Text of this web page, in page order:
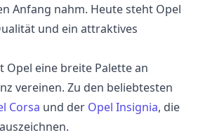
Anfang nahm. Heute steht Opel
und ein attraktives
Opel eine breite Palette an
vereinen. Zu den beliebtesten
Corsa und der Opel Insignia, die